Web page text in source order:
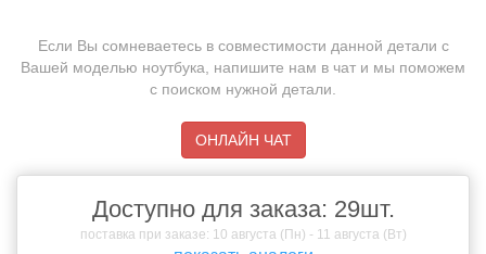
Если Вы сомневаетесь в совместимости данной детали с
Вашей моделью ноутбука, напишите нам в чат и мы поможем
с поиском нужной детали.
ОНЛАЙН ЧАТ
Доступно для заказа: 29шт.
поставка при заказе: 10 августа (Пн) - 11 августа (Вт)